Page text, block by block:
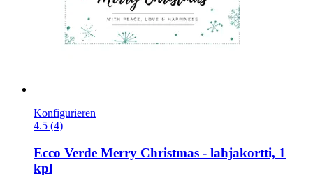
Konfigurieren
4.5 (4)
Ecco Verde Merry Christmas -​ lahjakortti, 1
kpl